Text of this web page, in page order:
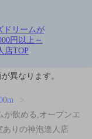
ドリームが
円以上～
店TOP
異なります。
が飲める,オープンエ
ありの神泡達人店